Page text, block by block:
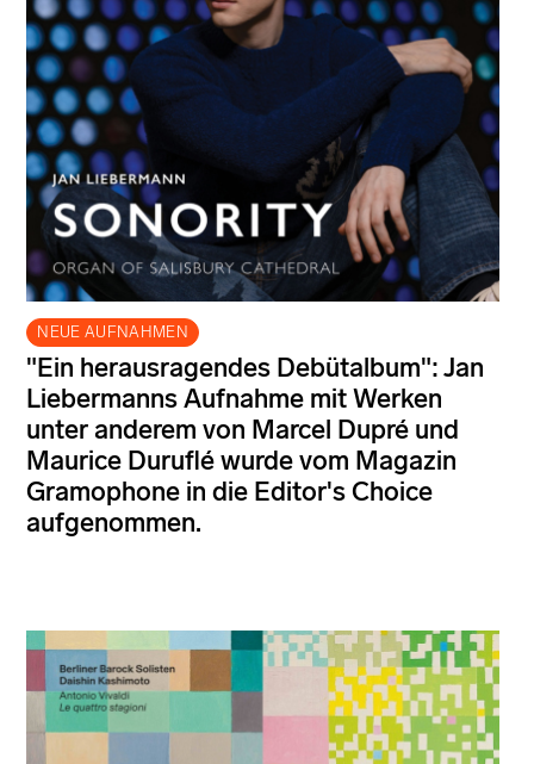
NEUE AUFNAHMEN
"Ein herausragendes Debütalbum": Jan
Liebermanns Aufnahme mit Werken
unter anderem von Marcel Dupré und
Maurice Duruflé wurde vom Magazin
Gramophone in die Editor's Choice
aufgenommen.